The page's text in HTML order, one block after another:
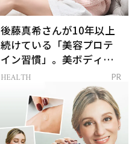
後藤真希さんが10年以上
続けている「美容プロテ
イン習慣」。美ボディを
支える朝ルーティンと
HEALTH PR